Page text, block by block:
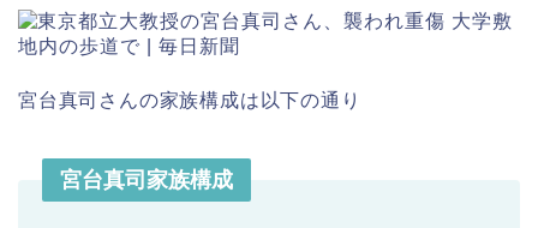
宮台真司さんの家族構成は以下の通り
宮台真司家族構成